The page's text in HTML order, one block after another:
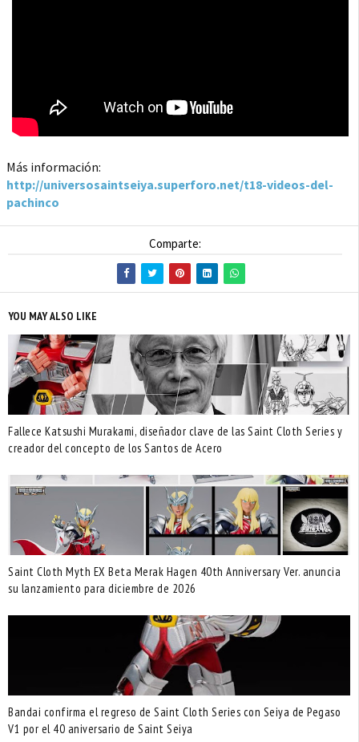
Más información:
http://universosaintseiya.superforo.net/t18-videos-del-
pachinco
Comparte:
YOU MAY ALSO LIKE
Fallece Katsushi Murakami, diseñador clave de las Saint Cloth Series y
creador del concepto de los Santos de Acero
Saint Cloth Myth EX Beta Merak Hagen 40th Anniversary Ver. anuncia
su lanzamiento para diciembre de 2026
Bandai confirma el regreso de Saint Cloth Series con Seiya de Pegaso
V1 por el 40 aniversario de Saint Seiya